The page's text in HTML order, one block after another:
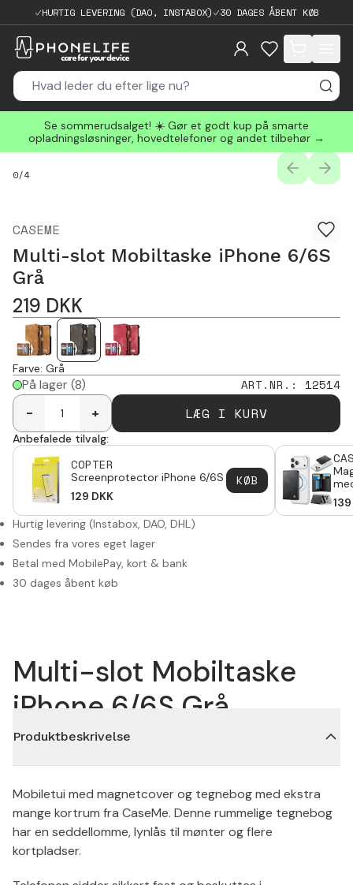
HURTIG LEVERING (DAO, INSTABOX) 30 DAGES ÅBENT KØB
items in cart,
Se sommerudsalget! ☀️ Gør et godt kup på smarte
opladningsløsninger, hovedtelefoner og andet tilbehør →
0/4
CASEME
Multi-slot Mobiltaske iPhone 6/6S
Grå
219 DKK
Farve: Grå
På lager(8) ART.NR. : 12514
-
+ LÆG I KURV
Anbefalede tilvalg:
COPTER
Screenprotector iPhone 6/6S
129 DKK
KØB
139
Hurtig levering (Instabox, DAO, DHL)
Sendes fra vores eget lager
Betal med MobilePay, kort & bank
30 dages åbent køb
Multi-slot Mobiltaske
iPhone 6/6S Grå
Produktbeskrivelse
Mobiletui med magnetcover og tegnebog med ekstra
mange kortrum fra CaseMe. Denne rummelige tegnebog
har en seddellomme, lynlås til mønter og flere
kortpladser.